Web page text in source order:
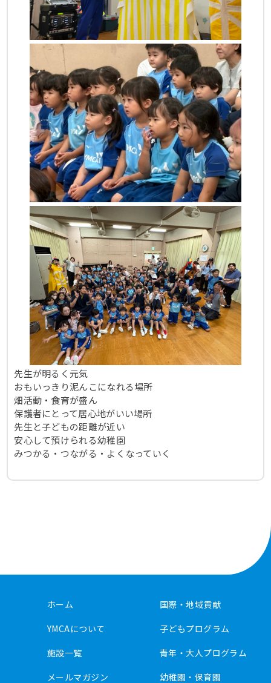
先生が明るく元気
おもいっきり泥んこになれる場所
畑活動・食育が盛ん
保護者にとって居心地がいい場所
先生と子どもの距離が近い
安心して預けられる幼稚園
みつかる・つながる・よくなっていく
ホーム
YMCAについて
施設一覧
メールマガジン
国際・地域貢献
子どもプログラム
青年・大人プログラム
幼稚園・保育園